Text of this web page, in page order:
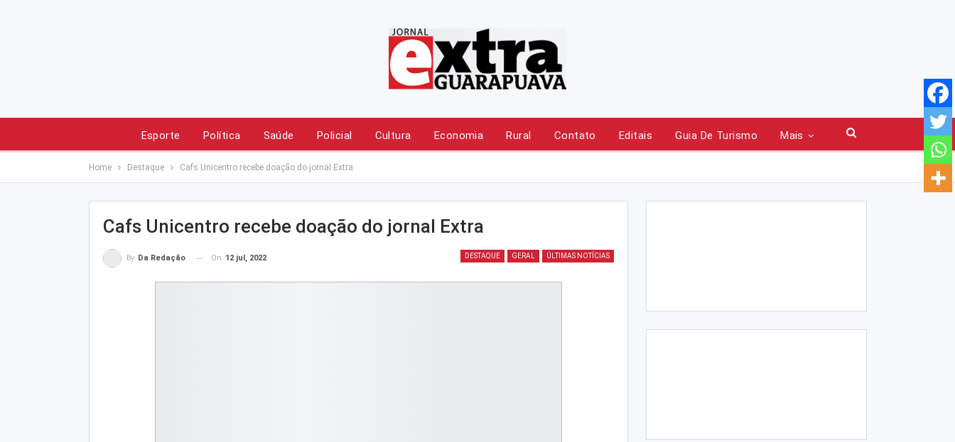
Esporte Política Saúde Policial Cultura Economia Rural Contato Editais Guia De Turismo Mais
Home Destaque Cafs Unicentro recebe doação do jornal Extra
Cafs Unicentro recebe doação do jornal Extra
DESTAQUE GERAL ÚLTIMAS NOTÍCIAS
By Da Redação On 12 jul, 2022